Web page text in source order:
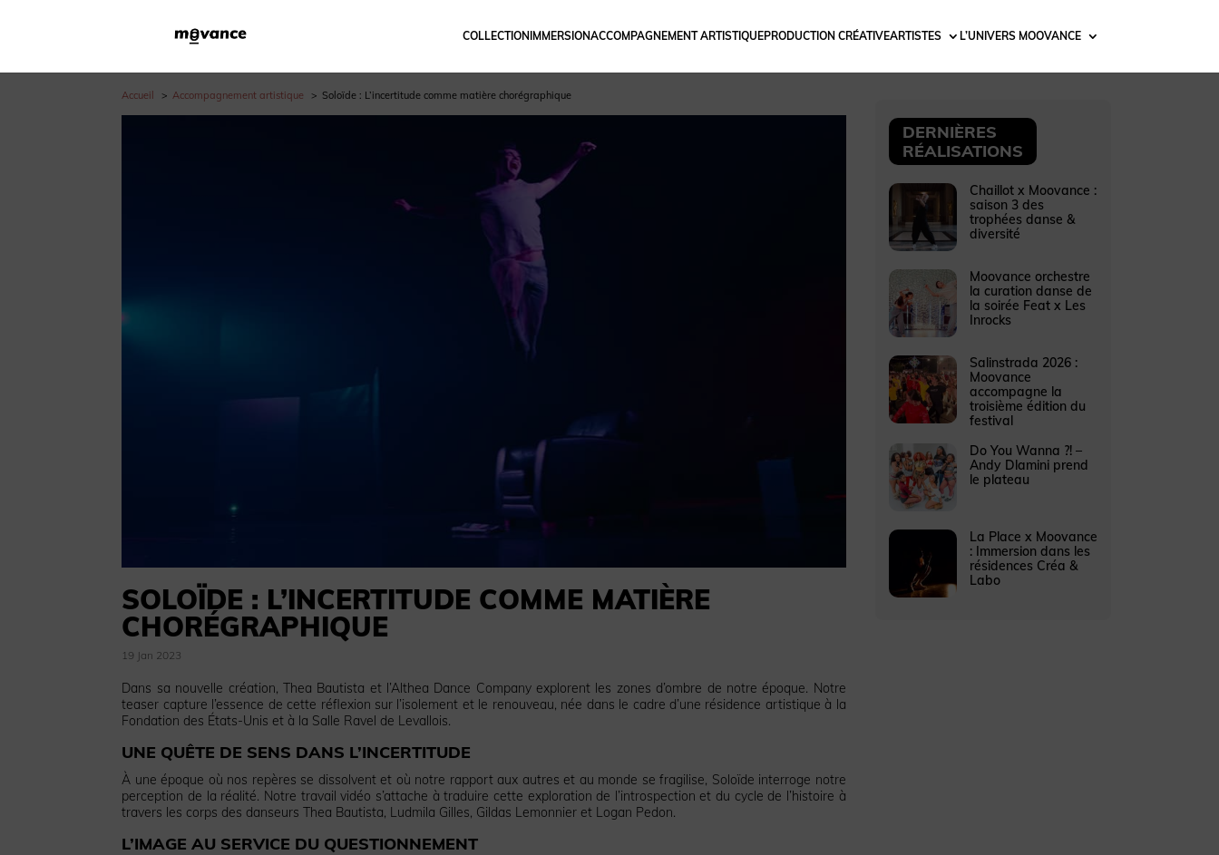
COLLECTION IMMERSIONACCOMPAGNEMENT ARTISTIQUEPRODUCTION CRÉATIVEARTISTES L’UNIVERS MOOVANCE
Accueil Accompagnement artistique Soloïde : L’incertitude comme matière chorégraphique
SOLOÏDE : L’INCERTITUDE COMME MATIÈRE
CHORÉGRAPHIQUE
19 Jan 2023
Dans sa nouvelle création, Thea Bautista et l’Althea Dance Company explorent les zones d’ombre de notre époque. Notre
teaser capture l’essence de cette réflexion sur l’isolement et le renouveau, née dans le cadre d’une résidence artistique à la
Fondation des États-Unis et à la Salle Ravel de Levallois.
UNE QUÊTE DE SENS DANS L’INCERTITUDE
À une époque où nos repères se dissolvent et où notre rapport aux autres et au monde se fragilise, Soloïde interroge notre
perception de la réalité. Notre travail vidéo s’attache à traduire cette exploration de l’introspection et du cycle de l’histoire à
travers les corps des danseurs Thea Bautista, Ludmila Gilles, Gildas Lemonnier et Logan Pedon.
L’IMAGE AU SERVICE DU QUESTIONNEMENT
DERNIÈRES
RÉALISATIONS
Chaillot x Moovance :
saison 3 des
trophées danse &
diversité
Moovance orchestre
la curation danse de
la soirée Feat x Les
Inrocks
Salinstrada 2026 :
Moovance
accompagne la
troisième édition du
festival
Do You Wanna ?! –
Andy Dlamini prend
le plateau
La Place x Moovance
: Immersion dans les
résidences Créa &
Labo